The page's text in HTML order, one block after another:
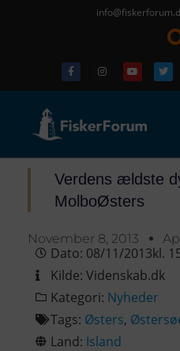
Verdens ældste
MolboØsters
November 8, 2013
Dato: 08/11/2013kl.
Kilde: Videnskab.dk
Kategori: Nyheder
Tags: Østers,
Land: Island